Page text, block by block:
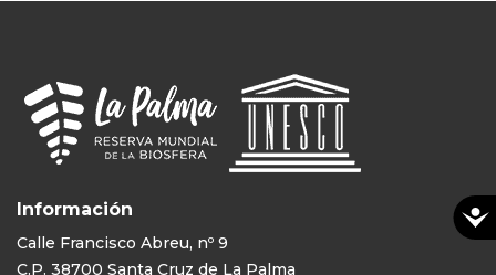
Información
Calle Francisco Abreu, nº 9
C.P. 38700 Santa Cruz de La Palma